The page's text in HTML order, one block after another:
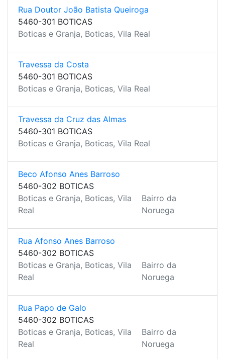
Rua Doutor João Batista Queiroga
5460-301 BOTICAS
Boticas e Granja, Boticas, Vila Real
Travessa da Costa
5460-301 BOTICAS
Boticas e Granja, Boticas, Vila Real
Travessa da Cruz das Almas
5460-301 BOTICAS
Boticas e Granja, Boticas, Vila Real
Beco Afonso Anes Barroso
5460-302 BOTICAS
Boticas e Granja, Boticas, Vila
Real
Bairro da
Noruega
Rua Afonso Anes Barroso
5460-302 BOTICAS
Boticas e Granja, Boticas, Vila
Real
Bairro da
Noruega
Rua Papo de Galo
5460-302 BOTICAS
Boticas e Granja, Boticas, Vila
Real
Bairro da
Noruega